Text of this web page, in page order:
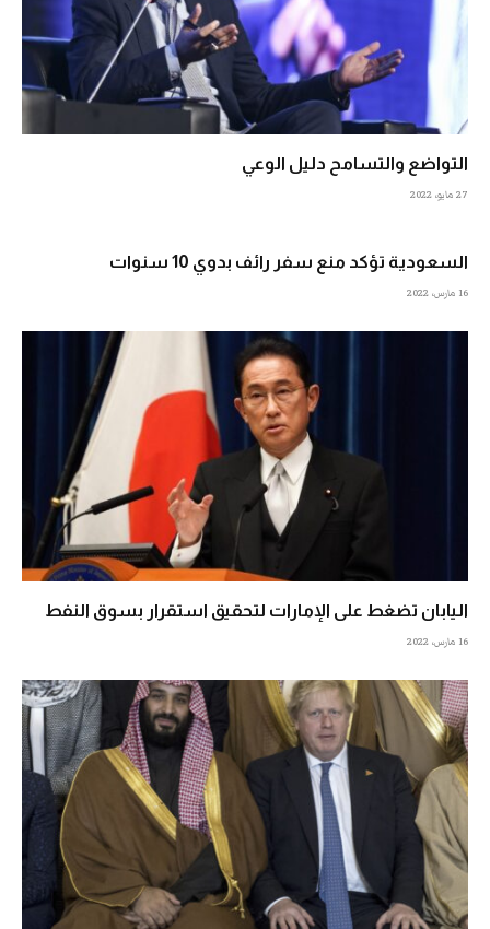
التواضع والتسامح دليل الوعي
27 مايو، 2022
السعودية تؤكد منع سفر رائف بدوي 10 سنوات
16 مارس، 2022
اليابان تضغط على الإمارات لتحقيق استقرار بسوق النفط
16 مارس، 2022